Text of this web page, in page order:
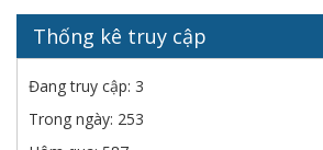
Thống kê truy cập
Đang truy cập: 3
Trong ngày: 253